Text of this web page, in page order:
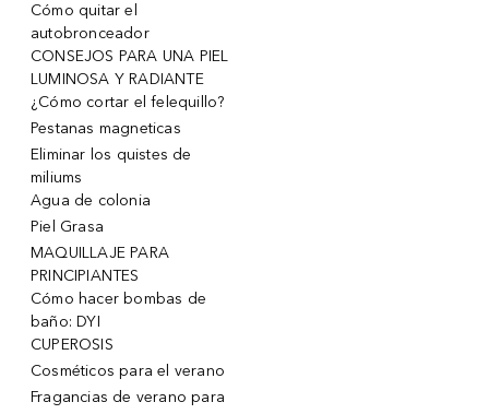
Cómo quitar el
autobronceador
CONSEJOS PARA UNA PIEL
LUMINOSA Y RADIANTE
¿Cómo cortar el felequillo?
Pestanas magneticas
Eliminar los quistes de
miliums
Agua de colonia
Piel Grasa
MAQUILLAJE PARA
PRINCIPIANTES
Cómo hacer bombas de
baño: DYI
CUPEROSIS
Cosméticos para el verano
Fragancias de verano para